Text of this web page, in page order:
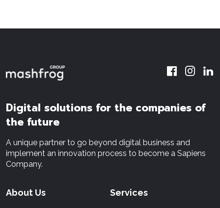
Digital solutions for the companies of
the future
A unique partner to go beyond digital business and
implement an innovation process to become a Sapiens
Company.
About Us Services